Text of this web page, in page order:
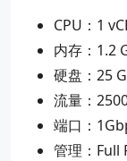
CPU：1
内存：1.2
硬盘：25
流量：
端口：
管理：Full